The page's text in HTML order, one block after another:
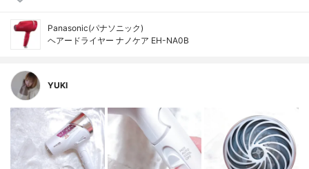
Panasonic(パナソニック)
ヘアードライヤー ナノケア EH-NA0B
YUKI